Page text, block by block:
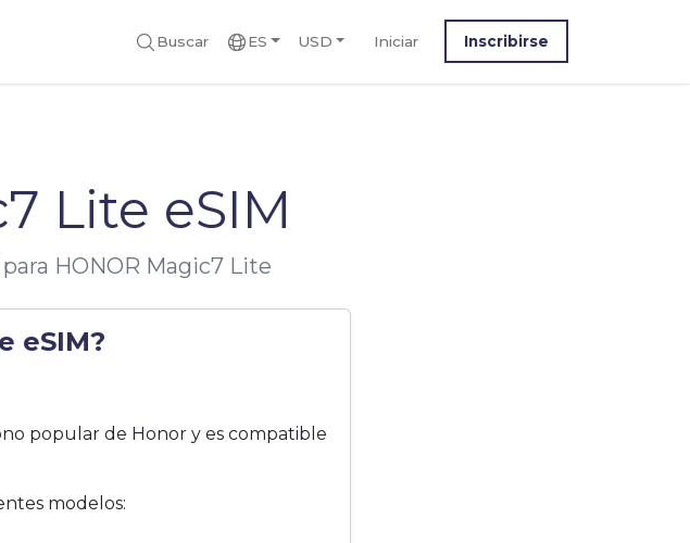
Buscar ES USD Iniciar Inscribirse
Lite eSIM
HONOR Magic7 Lite
eSIM?
popular de Honor y es compatible
modelos: